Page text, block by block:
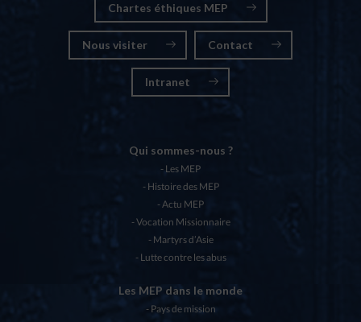
Chartes éthiques MEP
Nous visiter Contact
Intranet
Qui sommes-nous ?
Les MEP
Histoire des MEP
Actu MEP
Vocation Missionnaire
Martyrs d’Asie
Lutte contre les abus
Les MEP dans le monde
Pays de mission